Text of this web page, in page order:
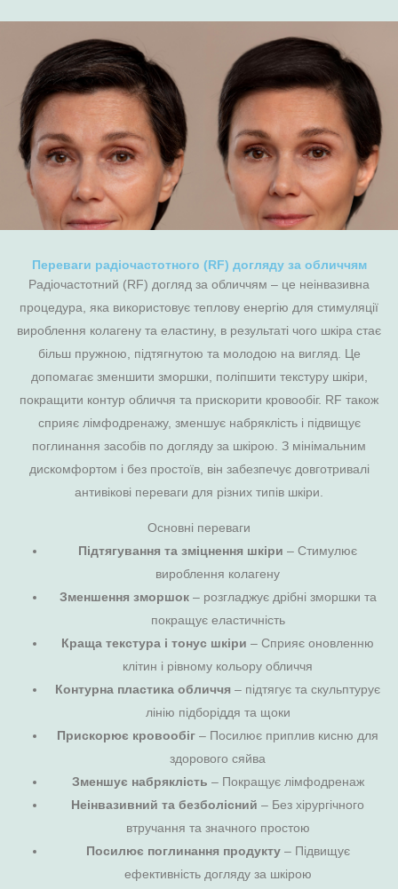
Переваги радіочастотного (RF) догляду за обличчям
Радіочастотний (RF) догляд за обличчям – це неінвазивна
процедура, яка використовує теплову енергію для стимуляції
вироблення колагену та еластину, в результаті чого шкіра стає
більш пружною, підтягнутою та молодою на вигляд. Це
допомагає зменшити зморшки, поліпшити текстуру шкіри,
покращити контур обличчя та прискорити кровообіг. RF також
сприяє лімфодренажу, зменшує набряклість і підвищує
поглинання засобів по догляду за шкірою. З мінімальним
дискомфортом і без простоїв, він забезпечує довготривалі
антивікові переваги для різних типів шкіри.
Основні переваги
Підтягування та зміцнення шкіри – Стимулює
вироблення колагену
Зменшення зморшок– розгладжує дрібні зморшки та
покращує еластичність
Краща текстура і тонус шкіри – Сприяє оновленню
клітин і рівному кольору обличчя
Контурна пластика обличчя – підтягує та скульптурує
лінію підборіддя та щоки
Прискорює кровообіг – Посилює приплив кисню для
здорового сяйва
Зменшує набряклість – Покращує лімфодренаж
Неінвазивний та безболісний – Без хірургічного
втручання та значного простою
Посилює поглинання продукту– Підвищує
ефективність догляду за шкірою